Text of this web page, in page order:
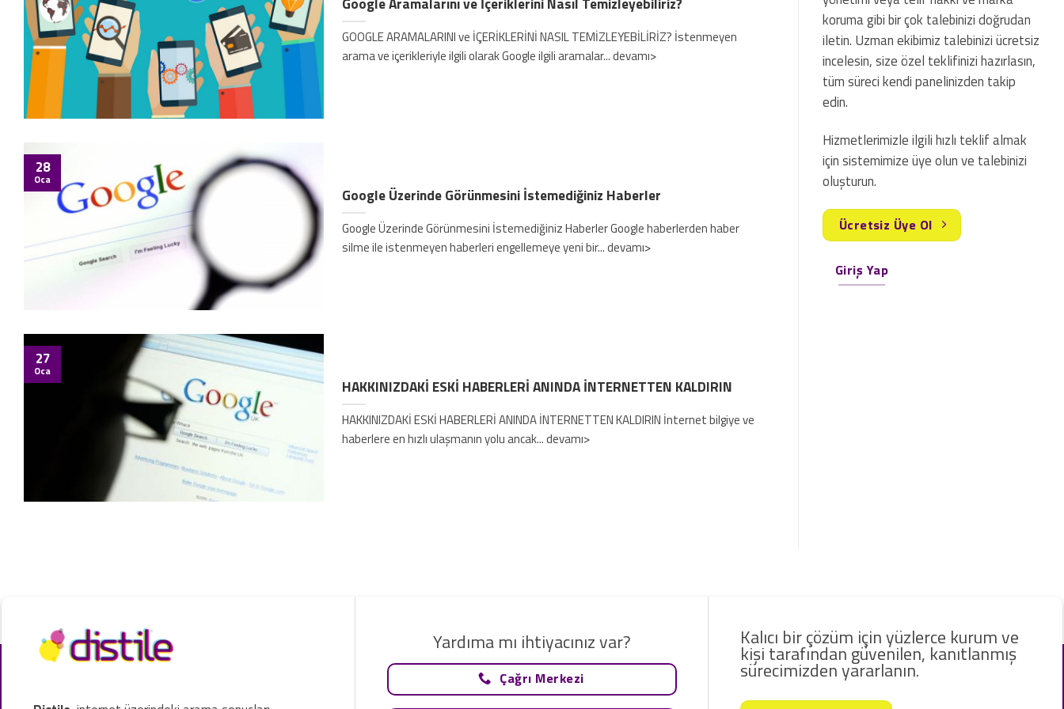
GOOGLE ARAMALARINI ve İÇERİKLERİNİ NASIL TEMİZLEYEBİLİRİZ? İstenmeyen
arama ve içerikleriyle ilgili olarak Google ilgili aramalar... devamı>
Google Üzerinde Görünmesini İstemediğiniz Haberler
Google Üzerinde Görünmesini İstemediğiniz Haberler Google haberlerden haber
silme ile istenmeyen haberleri engellemeye yeni bir... devamı>
28
Oca
HAKKINIZDAKİ ESKİ HABERLERİ ANINDA İNTERNETTEN KALDIRIN
HAKKINIZDAKİ ESKİ HABERLERİ ANINDA İNTERNETTEN KALDIRIN İnternet bilgiye ve
haberlere en hızlı ulaşmanın yolu ancak... devamı>
27
Oca
koruma gibi bir çok talebinizi doğrudan
iletin. Uzman ekibimiz talebinizi ücretsiz
incelesin, size özel teklifinizi hazırlasın,
tüm süreci kendi panelinizden takip
edin.
Hizmetlerimizle ilgili hızlı teklif almak
için sistemimize üye olun ve talebinizi
oluşturun.
Ücretsiz Üye Ol
Giriş Yap
Yardıma mı ihtiyacınız var?
Çağrı Merkezi
Kalıcı bir çözüm için yüzlerce kurum ve
kişi tarafından güvenilen, kanıtlanmış
sürecimizden yararlanın.